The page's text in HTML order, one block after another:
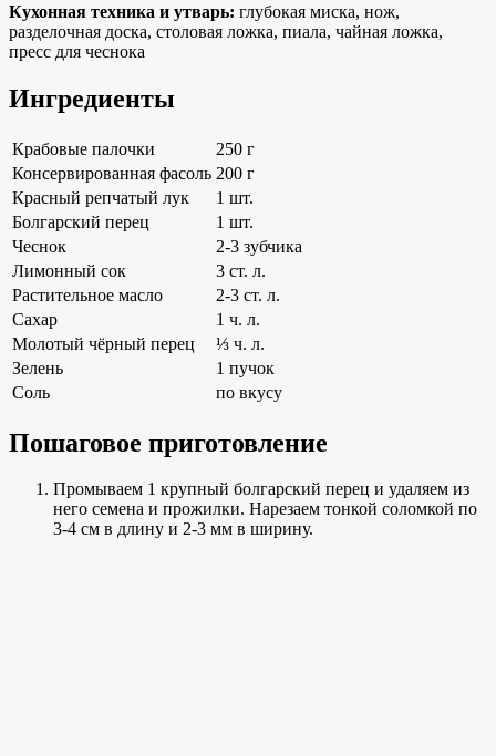
Кухонная техника и утварь: глубокая миска, нож,
разделочная доска, столовая ложка, пиала, чайная ложка,
пресс для чеснока
Ингредиенты
Крабовые палочки
250 г
Консервированная фасоль 200 г
Красный репчатый лук
1 шт.
Болгарский перец
1 шт.
Чеснок
2-3 зубчика
Лимонный сок
3 ст. л.
Растительное масло
2-3 ст. л.
Сахар
1 ч. л.
Молотый чёрный перец
⅓ ч. л.
Зелень
1 пучок
Соль
по вкусу
Пошаговое приготовление
Промываем 1 крупный болгарский перец и удаляем из
него семена и прожилки. Нарезаем тонкой соломкой по
3-4 см в длину и 2-3 мм в ширину.